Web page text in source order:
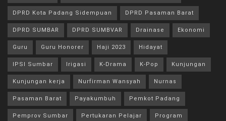
DPRD Kota Padang Sidempuan DPRD Pasaman Barat
DPRD SUMBAR DPRD SUMBVAR Drainase Ekonomi
Guru Guru Honorer Haji 2023 Hidayat
IPSI Sumbar Irigasi K-Drama K-Pop Kunjungan
Kunjungan kerja Nurfirman Wansyah Nurnas
Pasaman Barat Payakumbuh Pemkot Padang
Pemprov Sumbar Pertukaran Pelajar Program